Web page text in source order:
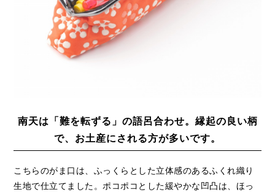
南天は「難を転ずる」の語呂合わせ。縁起の良い柄
で、お土産にされる方が多いです。
こちらのがま口は、ふっくらとした立体感のあるふくれ織り
生地で仕立てました。ポコポコとした緩やかな凹凸は、ほっ